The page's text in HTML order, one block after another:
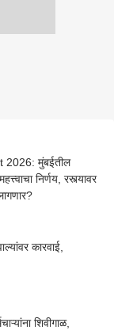
मुंबईतील
निर्णय, रस्त्यावर
कारवाई,
शिवीगाळ,